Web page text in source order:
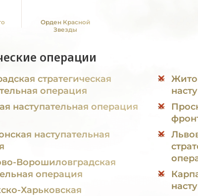
Орден Красной
Звезды
операции
стратегическая
операция
наступательная операция
наступательная
Ворошиловградская
операция
Харьковская